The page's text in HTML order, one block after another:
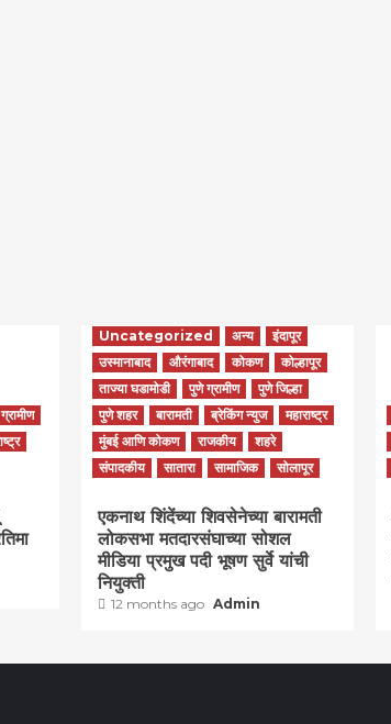
Uncategorized अन्य
इंदापूर
उस्मानाबाद
औरंगाबाद कोकण
कोल्हापूर
ताज्या घडामोडी
पुणे ग्रामीण
पुणे जिल्हा
पुणे शहर
बारामती ब्रेकिंग न्युज
महाराष्ट्र
मुंबई आणि कोकण
राजकीय
शहरे
संपादकीय
सातारा सामाजिक सोलापूर
एकनाथ शिंदेंच्या शिवसेनेच्या बारामती
लोकसभा मतदारसंघाच्या सोशल
मीडिया प्रमुख पदी भूषण सुर्वे यांची
नियुक्ती
12 months ago Admin